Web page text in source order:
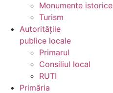
Monumente istorice
Turism
Autoritățile
publice locale
Primarul
Consiliul local
RUTI
Primăria